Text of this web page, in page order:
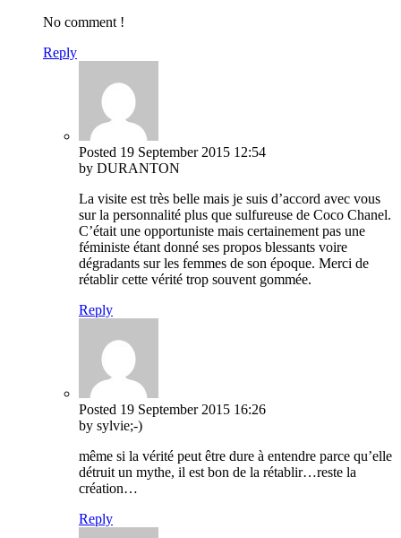
No comment !
Reply
Posted 19 September 2015 12:54
by DURANTON
La visite est très belle mais je suis d’accord avec vous
sur la personnalité plus que sulfureuse de Coco Chanel.
C’était une opportuniste mais certainement pas une
féministe étant donné ses propos blessants voire
dégradants sur les femmes de son époque. Merci de
rétablir cette vérité trop souvent gommée.
Reply
Posted 19 September 2015 16:26
by sylvie;-)
même si la vérité peut être dure à entendre parce qu’elle
détruit un mythe, il est bon de la rétablir…reste la
création…
Reply